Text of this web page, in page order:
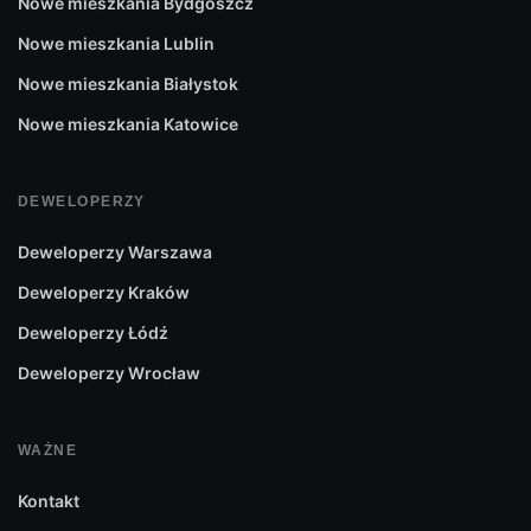
zmienić wystrój czy wyposażenie nabytej nieruchomości.
Nowe mieszkania Lublin
Nowe mieszkania Białystok
Nowe mieszkania Katowice
DEWELOPERZY
Deweloperzy Warszawa
Deweloperzy Kraków
Deweloperzy Łódź
Deweloperzy Wrocław
WAŻNE
Kontakt